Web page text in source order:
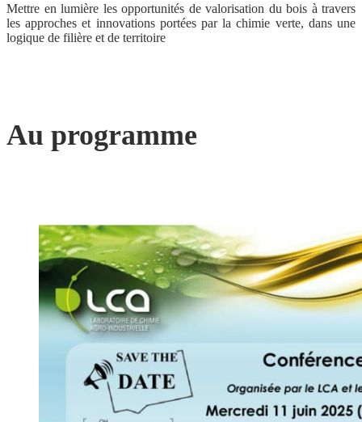
Mettre en lumière les opportunités de valorisation du bois à travers
les approches et innovations portées par la chimie verte, dans une
logique de filière et de territoire
Au programme